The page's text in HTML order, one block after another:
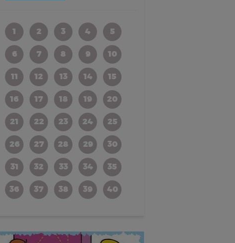
1 2 3 4 5
6 7 8 9 10
11 12 13 14 15
16 17 18 19 20
21 22 23 24 25
26 27 28 29 30
31 32 33 34 35
36 37 38 39 40